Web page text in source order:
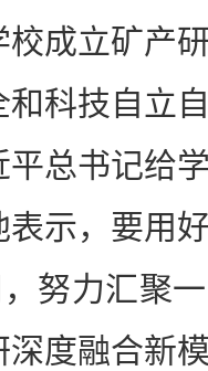
成立矿产
科技自立
总书记给
示，要用
，努力汇聚
深度融合新